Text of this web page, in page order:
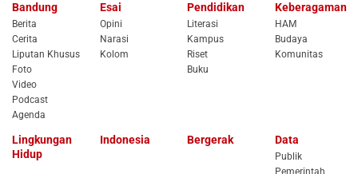
Bandung
Berita
Cerita
Liputan Khusus
Foto
Video
Podcast
Agenda
Esai
Opini
Narasi
Kolom
Pendidikan
Literasi
Kampus
Riset
Buku
Keberagaman
HAM
Budaya
Komunitas
Lingkungan
Hidup
Indonesia Bergerak Data
Publik